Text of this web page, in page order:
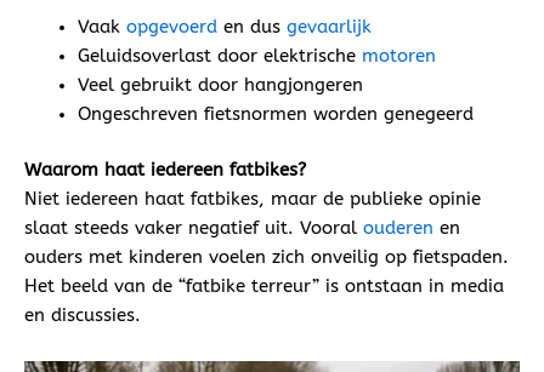
Vaak opgevoerden dus gevaarlijk
Geluidsoverlast door elektrische motoren
Veel gebruikt door hangjongeren
Ongeschreven fietsnormen worden genegeerd
Waarom haat iedereen fatbikes?
Niet iedereen haat fatbikes, maar de publieke opinie
slaat steeds vaker negatief uit. Vooral ouderen en
ouders met kinderen voelen zich onveilig op fietspaden.
Het beeld van de “fatbike terreur” is ontstaan in media
en discussies.